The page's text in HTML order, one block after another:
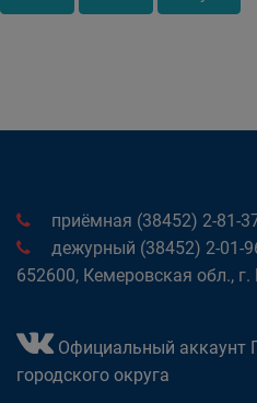
приёмная (38452) 2-81-
дежурный (38452) 2-01-
652600, Кемеровская обл., г.
Официальный аккаунт
городского округа